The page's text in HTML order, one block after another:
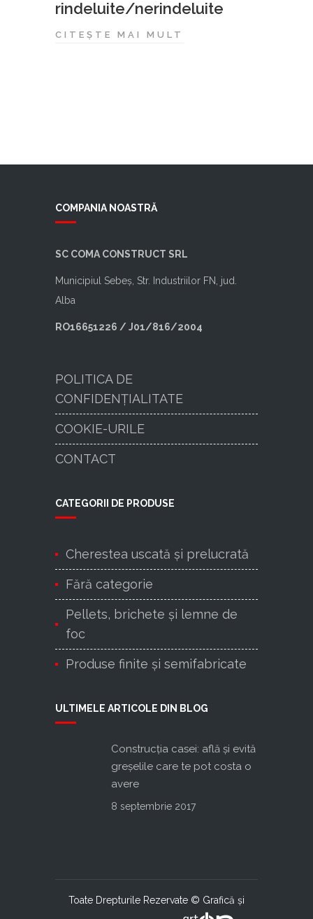
rindeluite/nerindeluite
CITEȘTE MAI MULT
COMPANIA NOASTRĂ
SC COMA CONSTRUCT SRL
Municipiul Sebeș, Str. Industriilor FN, jud.
Alba
RO16651226 / J01/816/2004
POLITICA DE
CONFIDENȚIALITATE
COOKIE-URILE
CONTACT
CATEGORII DE PRODUSE
Cherestea uscată şi prelucrată
Fără categorie
Pellets, brichete și lemne de
foc
Produse finite şi semifabricate
ULTIMELE ARTICOLE DIN BLOG
Construcţia casei: află şi evită
greşelile care te pot costa o
avere
8 septembrie 2017
Toate Drepturile Rezervate © Grafică şi